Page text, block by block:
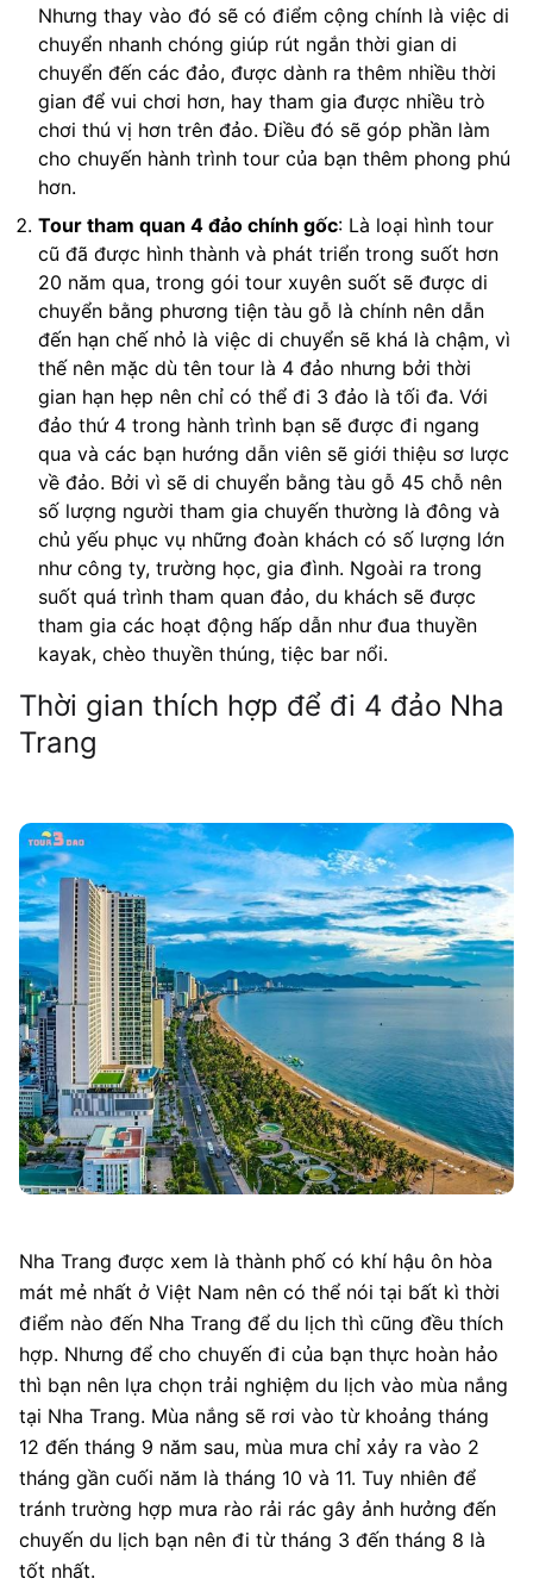
Nhưng thay vào đó sẽ có điểm cộng chính là việc di
chuyển nhanh chóng giúp rút ngắn thời gian di
chuyển đến các đảo, được dành ra thêm nhiều thời
gian để vui chơi hơn, hay tham gia được nhiều trò
chơi thú vị hơn trên đảo. Điều đó sẽ góp phần làm
cho chuyến hành trình tour của bạn thêm phong phú
hơn.
Tour tham quan 4 đảo chính gốc: Là loại hình tour
cũ đã được hình thành và phát triển trong suốt hơn
20 năm qua, trong gói tour xuyên suốt sẽ được di
chuyển bằng phương tiện tàu gỗ là chính nên dẫn
đến hạn chế nhỏ là việc di chuyển sẽ khá là chậm, vì
thế nên mặc dù tên tour là 4 đảo nhưng bởi thời
gian hạn hẹp nên chỉ có thể đi 3 đảo là tối đa. Với
đảo thứ 4 trong hành trình bạn sẽ được đi ngang
qua và các bạn hướng dẫn viên sẽ giới thiệu sơ lược
về đảo. Bởi vì sẽ di chuyển bằng tàu gỗ 45 chỗ nên
số lượng người tham gia chuyến thường là đông và
chủ yếu phục vụ những đoàn khách có số lượng lớn
như công ty, trường học, gia đình. Ngoài ra trong
suốt quá trình tham quan đảo, du khách sẽ được
tham gia các hoạt động hấp dẫn như đua thuyền
kayak, chèo thuyền thúng, tiệc bar nổi.
Thời gian thích hợp để đi 4 đảo Nha
Trang
Nha Trang được xem là thành phố có khí hậu ôn hòa
mát mẻ nhất ở Việt Nam nên có thể nói tại bất kì thời
điểm nào đến Nha Trang để du lịch thì cũng đều thích
hợp. Nhưng để cho chuyến đi của bạn thực hoàn hảo
thì bạn nên lựa chọn trải nghiệm du lịch vào mùa nắng
tại Nha Trang. Mùa nắng sẽ rơi vào từ khoảng tháng
12 đến tháng 9 năm sau, mùa mưa chỉ xảy ra vào 2
tháng gần cuối năm là tháng 10 và 11. Tuy nhiên để
tránh trường hợp mưa rào rải rác gây ảnh hưởng đến
chuyến du lịch bạn nên đi từ tháng 3 đến tháng 8 là
tốt nhất.